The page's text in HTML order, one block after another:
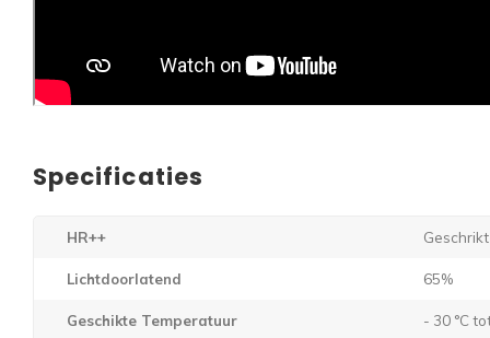
Specificaties
HR++ Geschrikt
Lichtdoorlatend 65%
Geschikte Temperatuur - 30 °C